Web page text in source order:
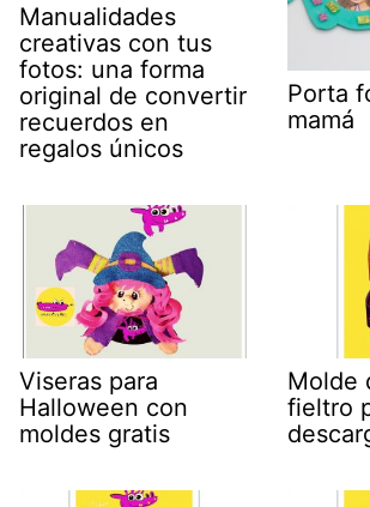
Manualidades
creativas con tus
fotos: una forma
original de convertir
recuerdos en
regalos únicos
Porta
mamá
Viseras para
Halloween con
moldes gratis
Molde
fieltro